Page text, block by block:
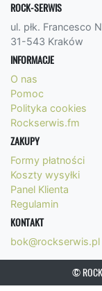
ROCK-SERWIS
ul. płk. Francesco
31-543 Kraków
INFORMACJE
O nas
Pomoc
Polityka cookies
Rockserwis.fm
ZAKUPY
Formy płatności
Koszty wysyłki
Panel Klienta
Regulamin
KONTAKT
bok@rockserwis.pl
©